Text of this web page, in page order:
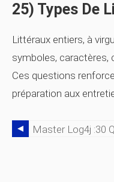
25) Types De
Littéraux entiers, à
symboles, caractères,
Ces questions
préparation aux